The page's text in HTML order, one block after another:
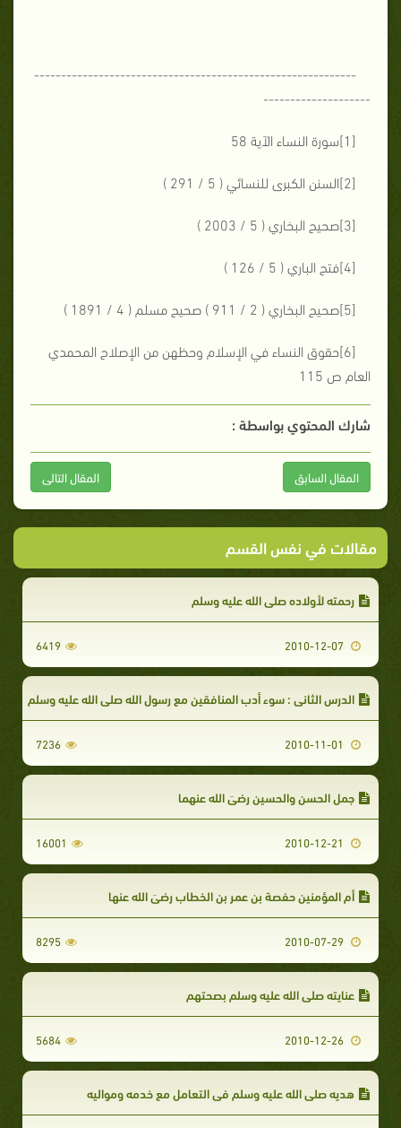
------------------------------------------------------------
--------------------
[1]سورة النساء الآية 58
[2]السنن الكبرى للنسائي ( 5 / 291 )
[3]صحيح البخاري ( 5 / 2003 )
[4]فتح الباري ( 5 / 126 )
[5]صحيح البخاري ( 2 / 911 ) صحيح مسلم ( 4 / 1891 )
[6]حقوق النساء في الإسلام وحظهن من الإصلاح المحمدي
العام ص 115
شارك المحتوي بواسطة :
المقال السابق المقال التالى
مقالات في نفس القسم
رحمته لأولاده صلى الله عليه وسلم
6419
الدرس الثاني : سوء أدب المنافقين مع رسول الله صلى الله عليه وسلم
7236
جمل الحسن والحسين رضيَ الله عنهما
16001
أم المؤمنين حفصة بن عمر بن الخطاب رضيَ الله عنها
8295
عنايته صلى الله عليه وسلم بصحتهم
5684
هديه صلى الله عليه وسلم في التعامل مع خدمه ومواليه